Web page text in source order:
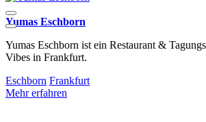
Yumas Eschborn
Yumas Eschborn ist ein Restaurant &
Vibes in Frankfurt.
Eschborn Frankfurt
Mehr erfahren